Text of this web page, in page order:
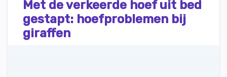
Met de verkeerde hoef uit bed
gestapt: hoefproblemen bij
giraffen